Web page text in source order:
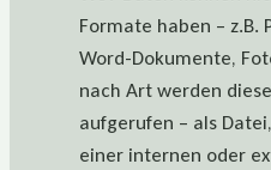
Formate haben – z.B.
Word-Dokumente,
nach Art werden
aufgerufen – als
einer internen oder